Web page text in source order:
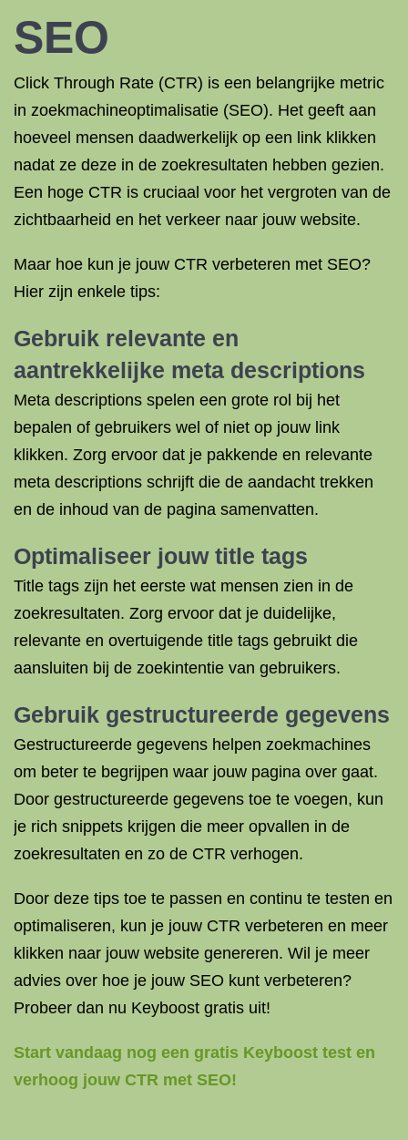
SEO
Click Through Rate (CTR) is een belangrijke metric
in zoekmachineoptimalisatie (SEO). Het geeft aan
hoeveel mensen daadwerkelijk op een link klikken
nadat ze deze in de zoekresultaten hebben gezien.
Een hoge CTR is cruciaal voor het vergroten van de
zichtbaarheid en het verkeer naar jouw website.
Maar hoe kun je jouw CTR verbeteren met SEO?
Hier zijn enkele tips:
Gebruik relevante en
aantrekkelijke meta descriptions
Meta descriptions spelen een grote rol bij het
bepalen of gebruikers wel of niet op jouw link
klikken. Zorg ervoor dat je pakkende en relevante
meta descriptions schrijft die de aandacht trekken
en de inhoud van de pagina samenvatten.
Optimaliseer jouw title tags
Title tags zijn het eerste wat mensen zien in de
zoekresultaten. Zorg ervoor dat je duidelijke,
relevante en overtuigende title tags gebruikt die
aansluiten bij de zoekintentie van gebruikers.
Gebruik gestructureerde gegevens
Gestructureerde gegevens helpen zoekmachines
om beter te begrijpen waar jouw pagina over gaat.
Door gestructureerde gegevens toe te voegen, kun
je rich snippets krijgen die meer opvallen in de
zoekresultaten en zo de CTR verhogen.
Door deze tips toe te passen en continu te testen en
optimaliseren, kun je jouw CTR verbeteren en meer
klikken naar jouw website genereren. Wil je meer
advies over hoe je jouw SEO kunt verbeteren?
Probeer dan nu Keyboost gratis uit!
Start vandaag nog een gratis Keyboost test en
verhoog jouw CTR met SEO!